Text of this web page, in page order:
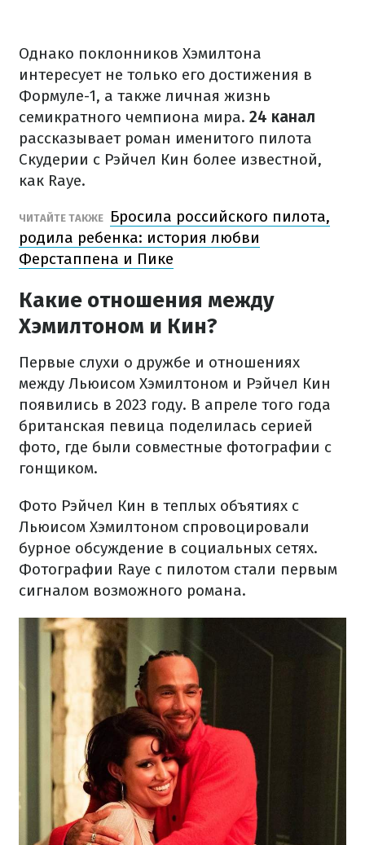
Однако поклонников Хэмилтона
интересует не только его достижения в
Формуле-1, а также личная жизнь
семикратного чемпиона мира. 24 канал
рассказывает роман именитого пилота
Скудерии с Рэйчел Кин более известной,
как Raye.
ЧИТАЙТЕ ТАКЖЕ
Бросила российского пилота,
родила ребенка: история любви
Ферстаппена и Пике
Какие отношения между
Хэмилтоном и Кин?
Первые слухи о дружбе и отношениях
между Льюисом Хэмилтоном и Рэйчел Кин
появились в 2023 году. В апреле того года
британская певица поделилась серией
фото, где были совместные фотографии с
гонщиком.
Фото Рэйчел Кин в теплых объятиях с
Льюисом Хэмилтоном спровоцировали
бурное обсуждение в социальных сетях.
Фотографии Raye с пилотом стали первым
сигналом возможного романа.